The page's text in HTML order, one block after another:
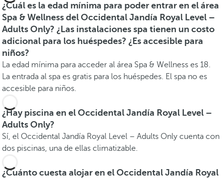
¿Cuál es la edad mínima para poder entrar en el área
Spa & Wellness del Occidental Jandía Royal Level –
Adults Only? ¿Las instalaciones spa tienen un costo
adicional para los huéspedes? ¿Es accesible para
niños?
La edad mínima para acceder al área Spa & Wellness es 18.
La entrada al spa es gratis para los huéspedes. El spa no es
accesible para niños.
¿Hay piscina en el Occidental Jandía Royal Level –
Adults Only?
Sí, el Occidental Jandía Royal Level – Adults Only cuenta con
dos piscinas, una de ellas climatizable.
¿Cuánto cuesta alojar en el Occidental Jandía Royal